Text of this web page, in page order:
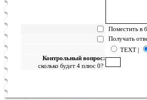
Поместить в
Получать
TEXT |
Контрольный вопрос:
сколько будет 4 плюс 0?